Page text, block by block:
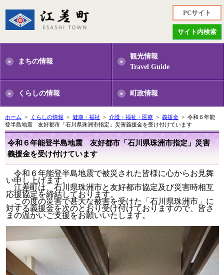
PCサイト
サイト内検索
まちの情報
観光情報
Travel Guide
くらしの情報 町政情報
ホーム > くらしの情報 > 健康・福祉 > 介護・福祉・医療 > 義援金 > 令和６年能
登半島地震 友好都市「石川県珠洲市指定」災害義援金を受け付けています
令和６年能登半島地震 友好都市「石川県珠洲市指定」災害
義援金を受け付けています
令和６年能登半島地震で被災された皆様に心からお見舞
い申し上げます。
江差町は、石川県珠洲市と友好都市協定及び災害時相互
応援協定を締結しております。
この度の災害で甚大な被害を受けた「石川県珠洲市」に
対する義援金を次のとおり受け付けておりますので、皆さ
まの温かいご支援をお願いいたします。